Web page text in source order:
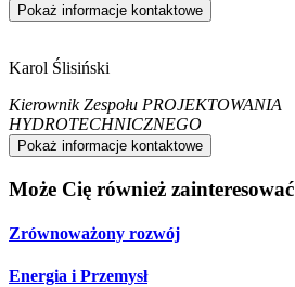
Pokaż informacje kontaktowe
Karol Ślisiński
Kierownik Zespołu PROJEKTOWANIA
HYDROTECHNICZNEGO
Pokaż informacje kontaktowe
Może Cię również zainteresować
Zrównoważony rozwój
Energia i Przemysł